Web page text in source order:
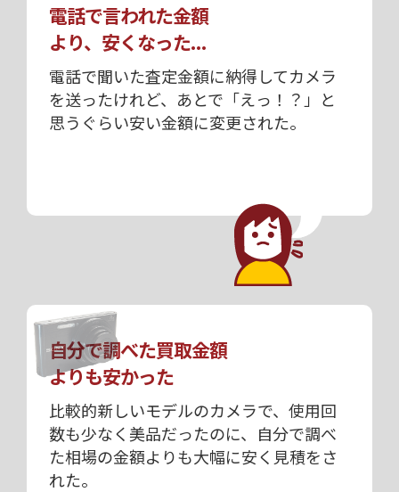
電話で言われた金額
より、安くなった...
電話で聞いた査定金額に納得してカメラ
を送ったけれど、あとで「えっ！？」と
思うぐらい安い金額に変更された。
自分で調べた買取金額
よりも安かった
比較的新しいモデルのカメラで、使用回
数も少なく美品だったのに、自分で調べ
た相場の金額よりも大幅に安く見積をさ
れた。